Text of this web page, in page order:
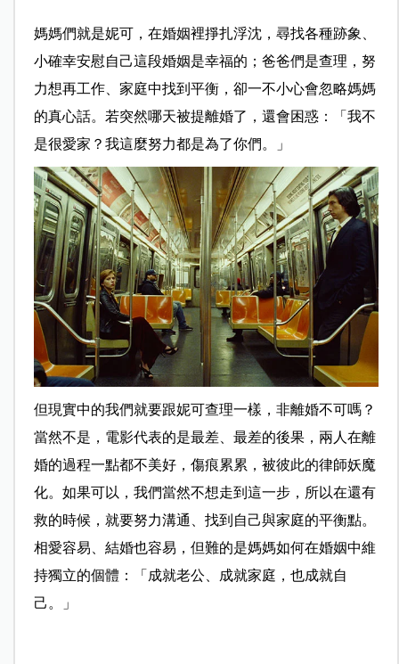
媽媽們就是妮可，在婚姻裡掙扎浮沈，尋找各種跡象、
小確幸安慰自己這段婚姻是幸福的；爸爸們是查理，努
力想再工作、家庭中找到平衡，卻一不小心會忽略媽媽
的真心話。若突然哪天被提離婚了，還會困惑：「我不
是很愛家？我這麼努力都是為了你們。」
但現實中的我們就要跟妮可查理一樣，非離婚不可嗎？
當然不是，電影代表的是最差、最差的後果，兩人在離
婚的過程一點都不美好，傷痕累累，被彼此的律師妖魔
化。如果可以，我們當然不想走到這一步，所以在還有
救的時候，就要努力溝通、找到自己與家庭的平衡點。
相愛容易、結婚也容易，但難的是媽媽如何在婚姻中維
持獨立的個體：「成就老公、成就家庭，也成就自
己。」